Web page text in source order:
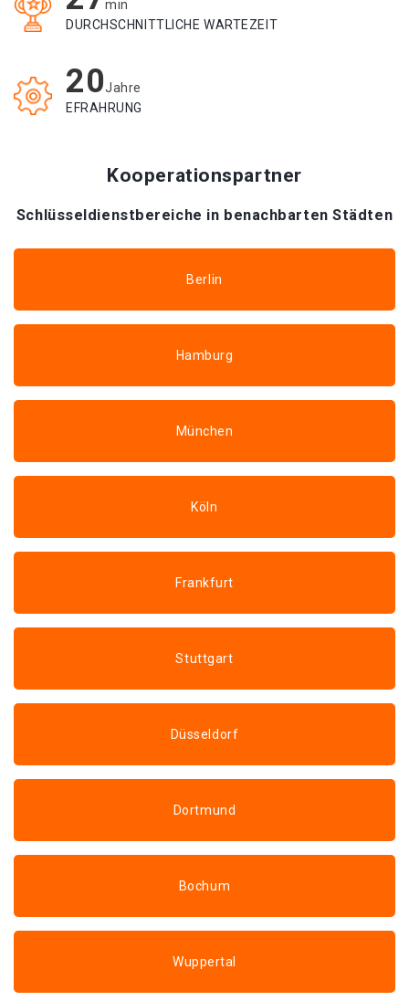
min
DURCHSCHNITTLICHE WARTEZEIT
20Jahre
EFRAHRUNG
Kooperationspartner
Schlüsseldienstbereiche in benachbarten Städten
Berlin
Hamburg
München
Köln
Frankfurt
Stuttgart
Düsseldorf
Dortmund
Bochum
Wuppertal